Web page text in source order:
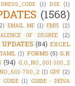
DRESS_CODE (1) DSE (1)
(1568)
EMAIL ME (1) EMIS (2)
OF DEGREE (2)
(84) EXCEL
(1) FORMS (5) G.K
(94) G.O_NO_001-100_2
700_2 (1) GPF (2)
(1) GUIDE - DEIVA